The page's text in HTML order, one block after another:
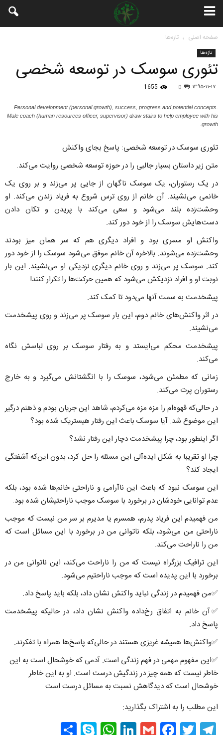
صفحه اصلی تازه‌ها
تازه‌ها
تئوری سوسک در توسعه شخصی
۱۳۹۵-۱۱-۱۷ 0
1655
Personal development (personal growth), success, progress and potential concepts.
Male coach (human resources officer, supervisor) draw stairs to help employee with his
growth.
تئوری سوسک در توسعه شخصی: پاسخ بجای واکنش
متن زیر داستان بسیار جالبی را در حوزه توسعه شخصی روایت می‌کند.
در یک رستوران، یک سوسک ناگهان از جایی پر می‌زند و بر روی یک
خانمی می‌نشیند. آن خانم از روی ترس شروع به فریاد زندن می‌کند. او
وحشت‌زده بلند می‌شود و سعی ‌می‌کند با پریدن و تکان دادن
دست‌هایش سوسک را از خود دور کند.
واکنش او مسری بود و افراد دیگری هم که سر همان میز بودند
وحشت‌زده می‌شوند. بالاخره آن خانم موفق می‌شود سوسک را از خود دور
کند. سوسک پر می‌زند و روی خانم دیگری نزدیکی او می‌نشیند. این بار
نوبت او و افراد نزدیکش می‌شود که همین حرکت‌ها را تکرار کنند!
پیشخدمت به سمت آنها می‌دود تا کمک کند.
در اثر واکنش‌های خانم دوم، این بار سوسک پر می‌زند و روی پیشخدمت
می‌نشیند.
پیشخدمت محکم می‌ایستد و به رفتار سوسک بر روی لباسش نگاه
می‌کند.
زمانی که مطمئن می‌شود، سوسک را با انگشتانش می‌گیرد و به خارج
رستوران پرت می‌کند.
در حالی‌که قهوه‌ام را مزه مزه می‌کردم، شاهد این جریان بودم و ذهنم درگیر
این موضوع شد. آیا سوسک باعث این رفتار هیستریک شده بود؟
اگر اینطور بود، چرا پیشخدمت دچار این رفتار نشد؟
چرا او تقریبا به شکل ایده‌آلی این مسئله را حل کرد، بدون این‌که آشفتگی
ایجاد کند؟
این سوسک نبود که باعث این ناآرامی و ناراحتی خانم‌ها شده بود، بلکه
عدم توانایی خودشان در برخورد با سوسک موجب ناراحتیشان شده بود.
من فهمیدم این فریاد پدرم، همسرم یا مدیرم بر سر من نیست که موجب
ناراحتی من می‌شود، بلکه ناتوانی من در برخورد با این مسائل است که
من را ناراحت می‌کند.
این ترافیک بزرگراه نیست که من را ناراحت می‌کند، این ناتوانی من در
برخورد با این پدیده ‌است که موجب ناراحتیم می‌شود.
✅من فهمیدم در زندگی نباید واکنش نشان داد، بلکه باید پاسخ داد.
✅آن خانم‌ به اتفاق رخ‌داده واکنش نشان داد، در حالیکه پیشخدمت
پاسخ داد.
✅واکنش‌ها همیشه غریزی هستند در حالی‌که پاسخ‌ها همراه با تفکرند.
✅این مفهوم مهمی در فهم زندگی است. آدمی که خوشحال است به این
خاطر نیست که همه چیز در زندگیش درست است. او به این خاطر
خوشحال است که دیدگاهش نسبت به مسائل درست است
این مطلب را به اشتراک بگذارید: